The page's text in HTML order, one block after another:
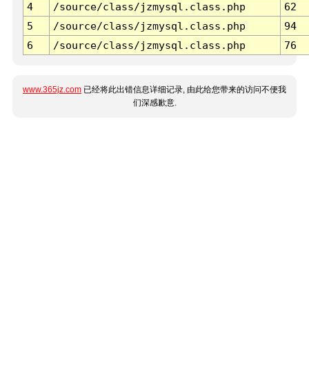
4
/source/class/jzmysql.class.php
62
5
/source/class/jzmysql.class.php
94
6
/source/class/jzmysql.class.php 76
www.365jz.com 已经将此出错信息详细记录, 由此给您带来的访问不便我
们深感歉意.